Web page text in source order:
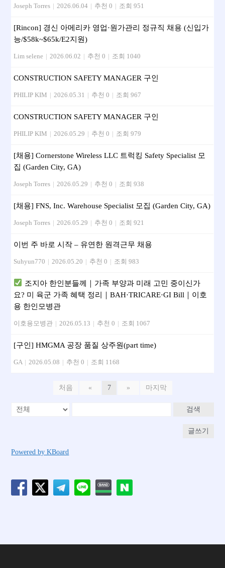
Joseph Torres | 2026.06.04 | 추천 0 | 조회 951
[Rincon] 경신 아메리카 영업·원가관리 정규직 채용 (신입가
능/$58k~$65k/E2지원)
Lim selene | 2026.06.02 | 추천 0 | 조회 1040
CONSTRUCTION SAFETY MANAGER 구인
PHILIP KIM | 2026.05.31 | 추천 0 | 조회 967
CONSTRUCTION SAFETY MANAGER 구인
PHILIP KIM | 2026.05.29 | 추천 0 | 조회 979
[채용] Cornerstone Wireless LLC 트럭킹 Safety Specialist 모
집 (Garden City, GA)
Joseph Torres | 2026.05.29 | 추천 0 | 조회 938
[채용] FNS, Inc. Warehouse Specialist 모집 (Garden City, GA)
Joseph Torres | 2026.05.29 | 추천 0 | 조회 921
이번 주 바로 시작 – 유연한 원격근무 채용
Suhyun770 | 2026.05.20 | 추천 0 | 조회 983
조지아 한인분들께｜가족 부양과 미래 고민 중이신가
요? 미 육군 가족 혜택 정리｜BAH·TRICARE·GI Bill｜이호
용 한인모병관
이호용모병관 | 2026.05.13 | 추천 0 | 조회 1067
[구인] HMGMA 공장 품질 상주원(part time)
GA | 2026.05.08 | 추천 0 | 조회 1168
처음 « 7 » 마지막
검색
글쓰기
Powered by KBoard